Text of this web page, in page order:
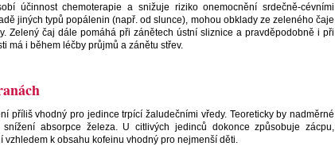
účinnost chemoterapie a snižuje riziko onemocnění srdečně-cévními
jiných typů popálenin (např. od slunce), mohou obklady ze zeleného čaje
Zelený čaj dále pomáhá při zánětech ústní sliznice a pravděpodobně i při
má i během léčby průjmů a zánětu střev.
příliš vhodný pro jedince trpící žaludečními vředy. Teoreticky by nadměrné
absorpce železa. U citlivých jedinců dokonce způsobuje zácpu,
k obsahu kofeinu vhodný pro nejmenší děti.